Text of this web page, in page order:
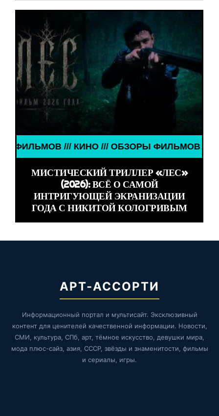
ОБЗОРЫ ФИЛЬМОВ /// КИНО /// ОБЗОРЫ
МИСТИЧЕСКИЙ ТРИЛЛЕР «ЛЕС»
(2026): ВСЁ О САМОЙ
ИНТРИГУЮЩЕЙ ЭКРАНИЗАЦИИ
ГОДА С НИКИТОЙ КОЛОГРИВЫМ
АРТ-АССОРТИ
Информационный портал и мультисайт. Эксклюзивный
контент для ценителей качественной информации. Новости,
СМИ, культура, СПб, арт, тёмное искусство, девушки мира,
мода плюс-сайз, азия, СССР, звёзды и знаменитости, фильмы
и сериалы, игры.